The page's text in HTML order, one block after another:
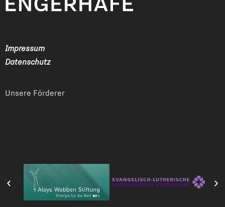
Impressum
Datenschutz
Unsere Förderer